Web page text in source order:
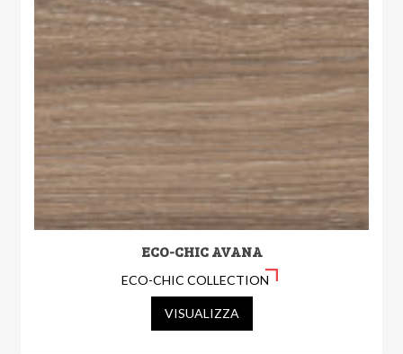
ECO-CHIC AVANA
ECO-CHIC COLLECTION
VISUALIZZA